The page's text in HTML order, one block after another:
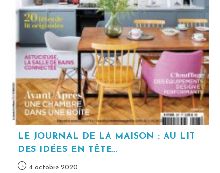
LE JOURNAL DE LA MAISON : AU LIT
DES IDÉES EN TÊTE…
4 octobre 2020